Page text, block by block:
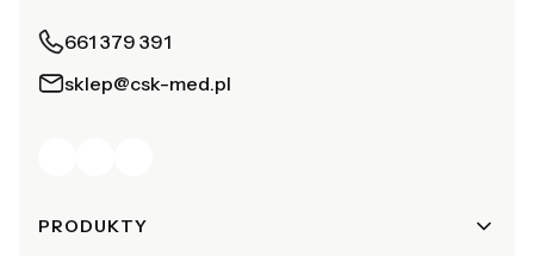
661 379 391
sklep@csk-med.pl
Linki w stopce
PRODUKTY